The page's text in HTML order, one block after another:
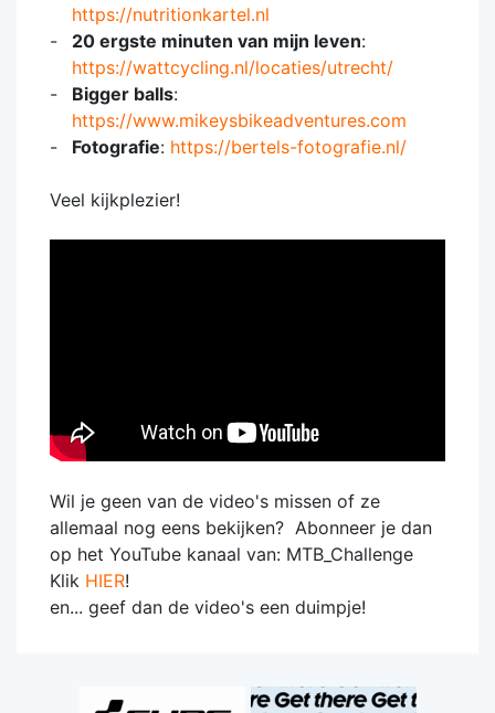
https://nutritionkartel.nl
20 ergste minuten van mijn leven:
https://wattcycling.nl/locaties/utrecht/
Bigger balls:
https://www.mikeysbikeadventures.com
Fotografie: https://bertels-fotografie.nl/
Veel kijkplezier!
Wil je geen van de video's missen of ze
allemaal nog eens bekijken? Abonneer je dan
op het YouTube kanaal van: MTB_Challenge
Klik HIER!
en... geef dan de video's een duimpje!